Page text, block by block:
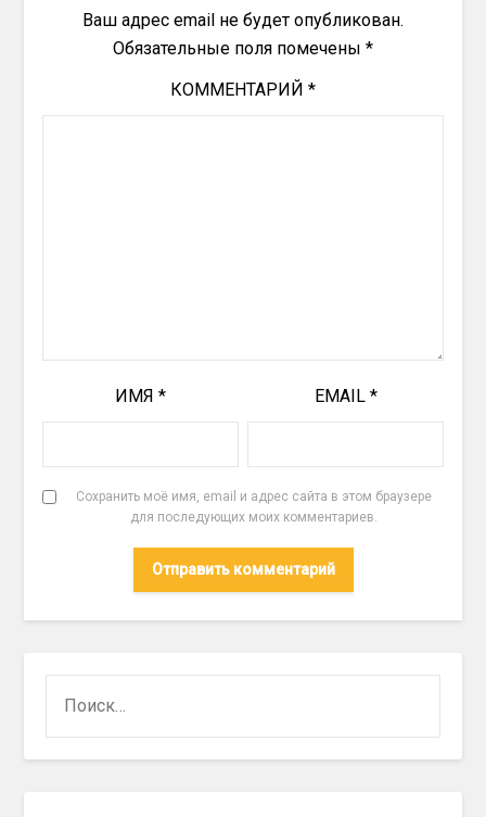
Ваш адрес email не будет опубликован.
Обязательные поля помечены *
КОММЕНТАРИЙ *
ИМЯ * EMAIL *
Сохранить моё имя, email и адрес сайта в этом браузере
для последующих моих комментариев.